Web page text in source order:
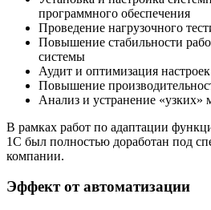
программного обеспечения
Проведение нагрузочного
Повышение стабильности
системы
Аудит и оптимизация
Повышение
Анализ и устранение «узких»
В рамках работ по адаптации
1С был полностью доработан под
компании.
Эффект от автоматизации